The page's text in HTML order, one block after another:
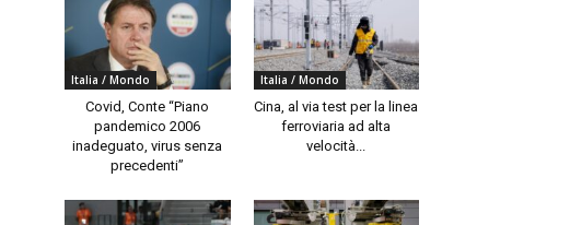
Italia / Mondo
Covid, Conte “Piano
pandemico 2006
inadeguato, virus senza
precedenti”
Italia / Mondo
Cina, al via test per la linea
ferroviaria ad alta
velocità...